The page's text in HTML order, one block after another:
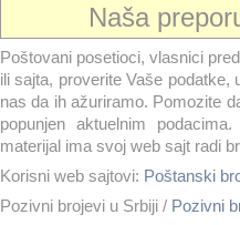
Naša
Poštovani posetioci, vlasnici
ili sajta, proverite Vaše podatke,
nas da ih ažuriramo. Pomozite
popunjen aktuelnim
materijal ima svoj web sajt radi
Korisni web sajtovi: Poštanski
Pozivni brojevi u Srbiji / Pozivni